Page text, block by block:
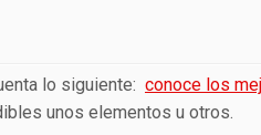
lo siguiente: conoce los
unos elementos u otros.